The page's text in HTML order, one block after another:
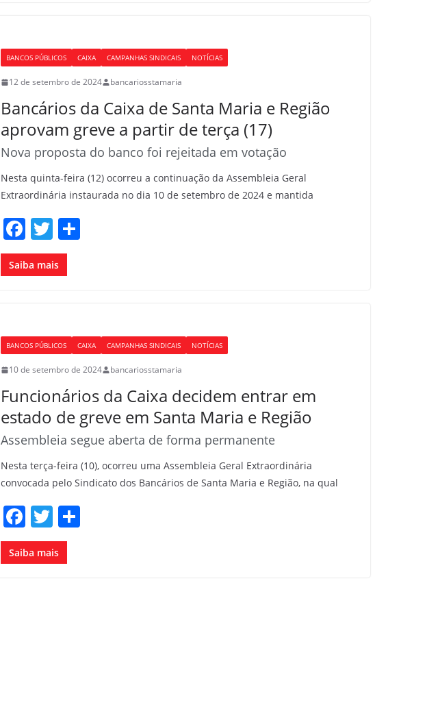
o
o
k
BANCOS PÚBLICOS CAIXA CAMPANHAS SINDICAIS NOTÍCIAS
12 de setembro de 2024 bancariosstamaria
Bancários da Caixa de Santa Maria e Região
aprovam greve a partir de terça (17)
Nova proposta do banco foi rejeitada em votação
Nesta quinta-feira (12) ocorreu a continuação da Assembleia Geral
Extraordinária instaurada no dia 10 de setembro de 2024 e mantida
F
a
c
o
o
k
T
w
itt
Saiba mais
BANCOS PÚBLICOS CAIXA CAMPANHAS SINDICAIS NOTÍCIAS
10 de setembro de 2024 bancariosstamaria
Funcionários da Caixa decidem entrar em
estado de greve em Santa Maria e Região
Assembleia segue aberta de forma permanente
Nesta terça-feira (10), ocorreu uma Assembleia Geral Extraordinária
convocada pelo Sindicato dos Bancários de Santa Maria e Região, na qual
F
a
c
T
w
itt
Saiba mais